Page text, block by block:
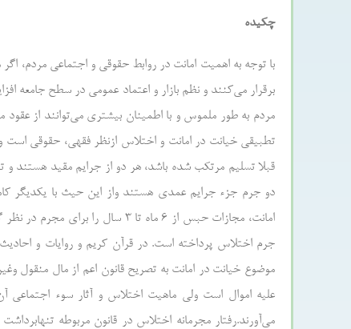
چکیده
با توجه به اهمیت امانت در روابط حقوقی و اجتماعی مردم،
برقرار می‌کنند و نظم بازار و اعتماد عمومی در سطح جامعه
مردم به طور ملموس و با اطمینان بیشتری می‌توانند از
تطبیقی خیانت در امانت و اختلاس ازنظر فقهی، حقوقی
قبلا تسلیم مرتکب شده باشد، هر دو از جرایم مقید هستند
جرم اختلاس پرداخته است. در قرآن کریم و روایات و
موضوع خیانت در امانت به تصریح قانون اعم از مال منقول
علیه اموال است ولی ماهیت اختلاس و آثار سوء
می‌آورند.رفتار مجرمانه اختلاس در قانون مربوطه